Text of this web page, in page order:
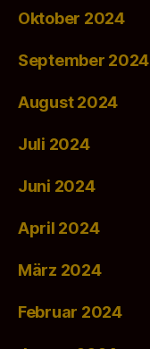
Oktober 2024
September 2024
August 2024
Juli 2024
Juni 2024
April 2024
März 2024
Februar 2024